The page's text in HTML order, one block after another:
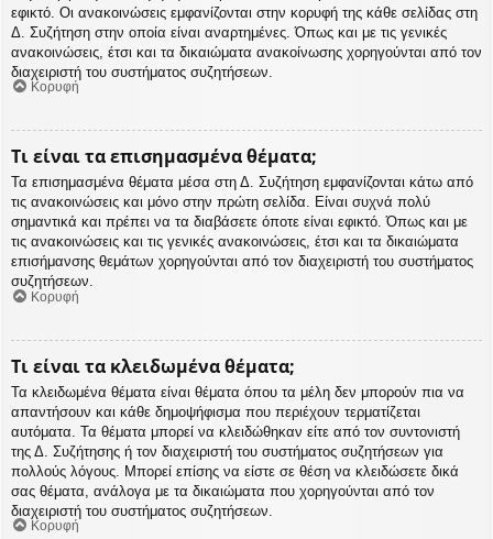
εφικτό. Οι ανακοινώσεις εμφανίζονται στην κορυφή της κάθε σελίδας στη
Δ. Συζήτηση στην οποία είναι αναρτημένες. Όπως και με τις γενικές
ανακοινώσεις, έτσι και τα δικαιώματα ανακοίνωσης χορηγούνται από τον
διαχειριστή του συστήματος συζητήσεων.
Κορυφή
Τι είναι τα επισημασμένα θέματα;
Τα επισημασμένα θέματα μέσα στη Δ. Συζήτηση εμφανίζονται κάτω από
τις ανακοινώσεις και μόνο στην πρώτη σελίδα. Είναι συχνά πολύ
σημαντικά και πρέπει να τα διαβάσετε όποτε είναι εφικτό. Όπως και με
τις ανακοινώσεις και τις γενικές ανακοινώσεις, έτσι και τα δικαιώματα
επισήμανσης θεμάτων χορηγούνται από τον διαχειριστή του συστήματος
συζητήσεων.
Κορυφή
Τι είναι τα κλειδωμένα θέματα;
Τα κλειδωμένα θέματα είναι θέματα όπου τα μέλη δεν μπορούν πια να
απαντήσουν και κάθε δημοψήφισμα που περιέχουν τερματίζεται
αυτόματα. Τα θέματα μπορεί να κλειδώθηκαν είτε από τον συντονιστή
της Δ. Συζήτησης ή τον διαχειριστή του συστήματος συζητήσεων για
πολλούς λόγους. Μπορεί επίσης να είστε σε θέση να κλειδώσετε δικά
σας θέματα, ανάλογα με τα δικαιώματα που χορηγούνται από τον
διαχειριστή του συστήματος συζητήσεων.
Κορυφή